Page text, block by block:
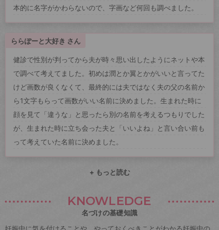
本的に名字がかわらないので、字画など何回も調べました。
ららぽーと大好き さん
健診で性別が判ってから夫が時々思い出したようにネットや本
で調べて考えてました。初めは潤とか翼とかがいいと言ってた
けど画数が良くなくて、最終的には夫ではなく夫の父の名前か
ら1文字もらって画数がいい名前に決めました。生まれた時に
顔を見て「違うな」と思ったら別の名前を考えるつもりでした
が、生まれた時に立ち会った夫と「いいよね」と言い合い前も
って考えていた名前に決めました。
+ もっと読む
KNOWLEDGE
名づけの基礎知識
妊娠中に気を付けることや、やっておくべきことがわかる妊娠中の